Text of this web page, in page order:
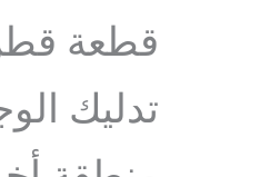
قطعة
تدليك